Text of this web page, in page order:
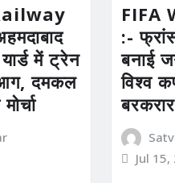
में ट्रेन
दमकल
FIFA
:-
बनाई
विश्व
बरकरार
Jul 15,